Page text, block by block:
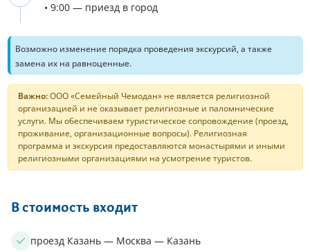
• 9:00 — приезд в город
Возможно изменение порядка проведения экскурсий, а также
замена их на равноценные.
Важно:ООО «Семейный Чемодан» не является религиозной
организацией и не оказывает религиозные и паломнические
услуги. Мы обеспечиваем туристическое сопровождение (проезд,
проживание, организационные вопросы). Религиозная
программа и экскурсия предоставляются монастырями и иными
религиозными организациями на усмотрение туристов.
В стоимость входит
проезд Казань — Москва — Казань